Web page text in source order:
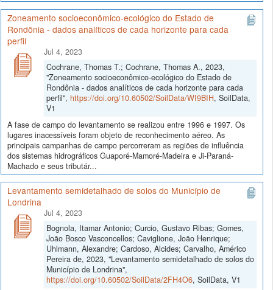
Zoneamento socioeconômico-ecológico do Estado de
Rondônia - dados analíticos de cada horizonte para cada
perfil
Jul 4, 2023
Cochrane, Thomas T.; Cochrane, Thomas A., 2023,
"Zoneamento socioeconômico-ecológico do Estado de
Rondônia - dados analíticos de cada horizonte para cada
perfil", https://doi.org/10.60502/SoilData/WI9BIH, SoilData,
V1
A fase de campo do levantamento se realizou entre 1996 e 1997. Os
lugares inacessíveis foram objeto de reconhecimento aéreo. As
principais campanhas de campo percorreram as regiões de influência
dos sistemas hidrográficos Guaporé-Mamoré-Madeira e Ji-Paraná-
Machado e seus tributár...
Levantamento semidetalhado de solos do Município de
Londrina
Jul 4, 2023
Bognola, Itamar Antonio; Curcio, Gustavo Ribas; Gomes,
João Bosco Vasconcellos; Caviglione, João Henrique;
Uhlmann, Alexandre; Cardoso, Alcides; Carvalho, Américo
Pereira de, 2023, "Levantamento semidetalhado de solos do
Município de Londrina",
https://doi.org/10.60502/SoilData/2FH4O6, SoilData, V1